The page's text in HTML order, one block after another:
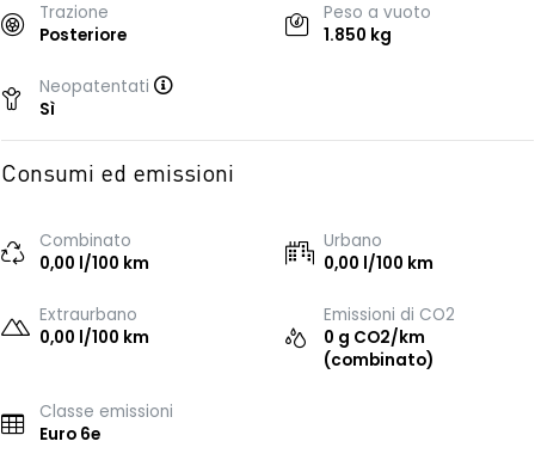
Trazione
Posteriore
Peso a vuoto
1.850 kg
Neopatentati
Sì
Consumi ed emissioni
Combinato
0,00 l/100 km
Urbano
0,00 l/100 km
Extraurbano
0,00 l/100 km
Emissioni di CO2
0 g CO2/km
(combinato)
Classe emissioni
Euro 6e